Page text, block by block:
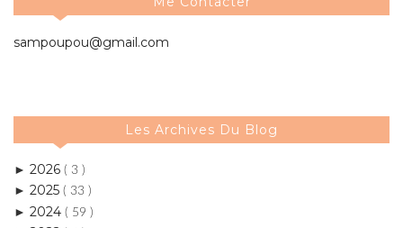
2024
► 2022 ( 6 )
► 2021 ( 3 )
► 2020( 17 )